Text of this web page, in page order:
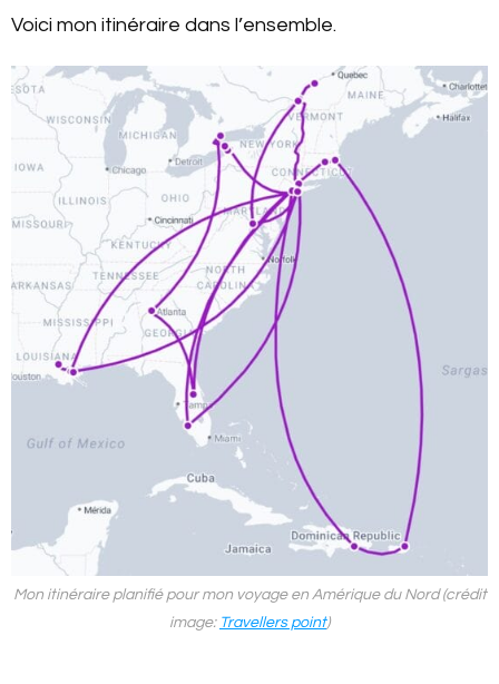
Voici mon itinéraire dans l’ensemble.
Mon itinéraire planifié pour mon voyage en Amérique du Nord (crédit
image: Travellers point)